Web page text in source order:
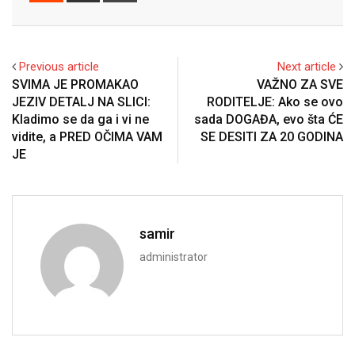
Previous article
SVIMA JE PROMAKAO
JEZIV DETALJ NA SLICI:
Kladimo se da ga i vi ne
vidite, a PRED OČIMA VAM
JE
Next article
VAŽNO ZA SVE
RODITELJE: Ako se ovo
sada DOGAĐA, evo šta ĆE
SE DESITI ZA 20 GODINA
samir
administrator